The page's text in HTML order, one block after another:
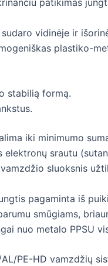
vidinėje ir
plastiko-
stabilią formą.
iki minimumo
elektronų srautu
sluoksnis
pagaminta iš
smūgiams,
nuo metalo PPSU
PE-HD vamzdžių